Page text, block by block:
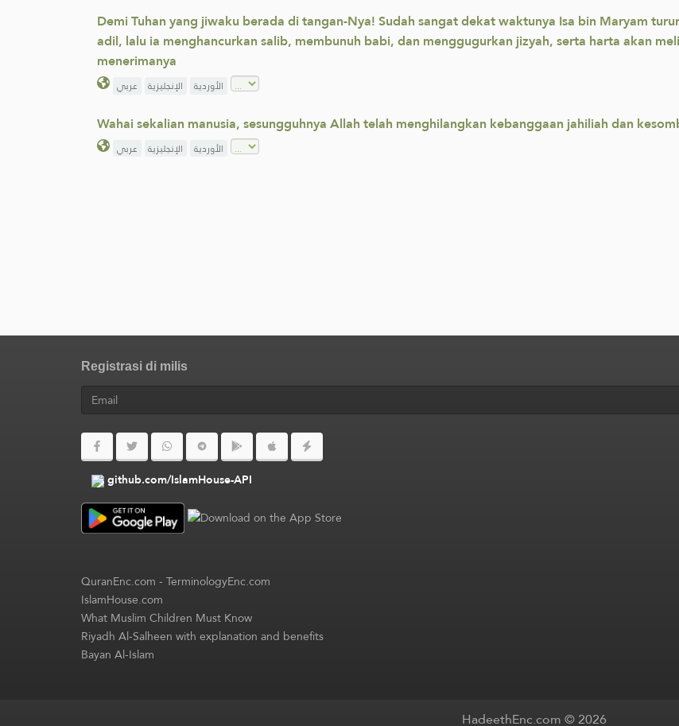
Demi Tuhan yang jiwaku berada di tangan-Nya! Sudah sangat dekat waktunya Isa bin Maryam
adil, lalu ia menghancurkan salib, membunuh babi, dan menggugurkan jizyah, serta harta akan
menerimanya
عربي الإنجليزية الأوردية
Wahai sekalian manusia, sesungguhnya Allah telah menghilangkan kebanggaan jahiliah dan
عربي الإنجليزية الأوردية
Registrasi di milis
github.com/IslamHouse-API
QuranEnc.com-TerminologyEnc.com
IslamHouse.com
What Muslim Children Must Know
Riyadh Al-Salheen with explanation and benefits
Bayan Al-Islam
HadeethEnc.com © 2026